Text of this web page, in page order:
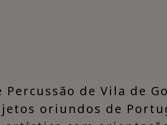
de Vila de
oriundos de